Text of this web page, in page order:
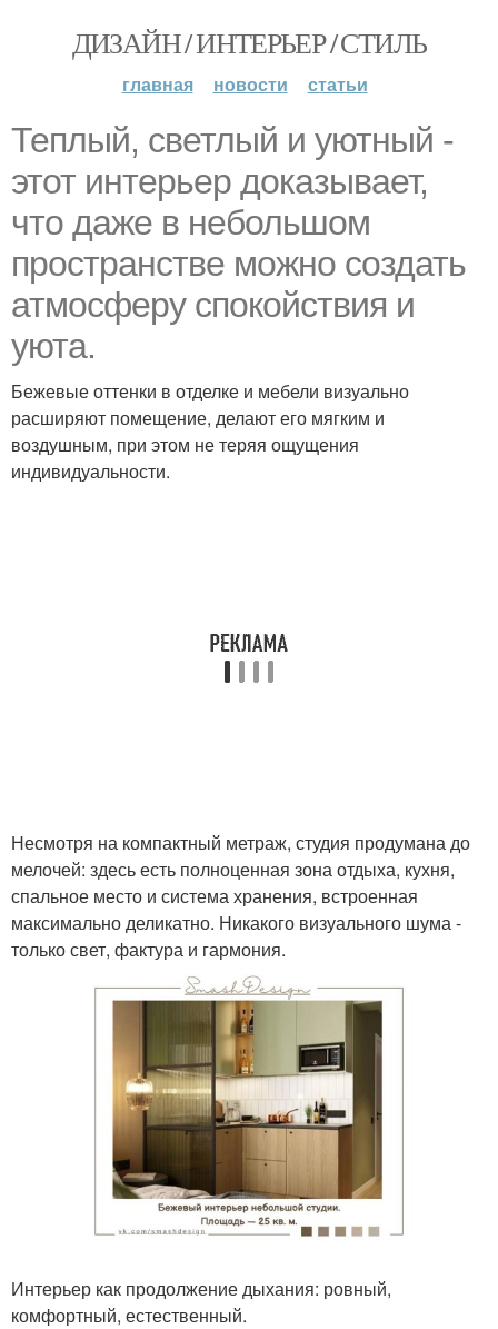
ДИЗАЙН / ИНТЕРЬЕР / СТИЛЬ
главная новости статьи
Теплый, светлый и уютный -
этот интерьер доказывает,
что даже в небольшом
пространстве можно создать
атмосферу спокойствия и
уюта.
Бежевые оттенки в отделке и мебели визуально
расширяют помещение, делают его мягким и
воздушным, при этом не теряя ощущения
индивидуальности.
Несмотря на компактный метраж, студия продумана до
мелочей: здесь есть полноценная зона отдыха, кухня,
спальное место и система хранения, встроенная
максимально деликатно. Никакого визуального шума -
только свет, фактура и гармония.
Интерьер как продолжение дыхания: ровный,
комфортный, естественный.